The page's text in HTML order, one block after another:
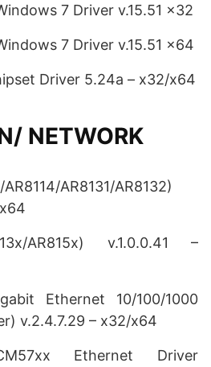
7 Driver v.15.51 x32
7 Driver v.15.51 x64
Driver 5.24a – x32/x64
NETWORK
AR8114/AR8131/AR8132)
AR815x) v.1.0.0.41 –
Ethernet 10/100/1000
v.2.4.7.29 – x32/x64
Ethernet Driver